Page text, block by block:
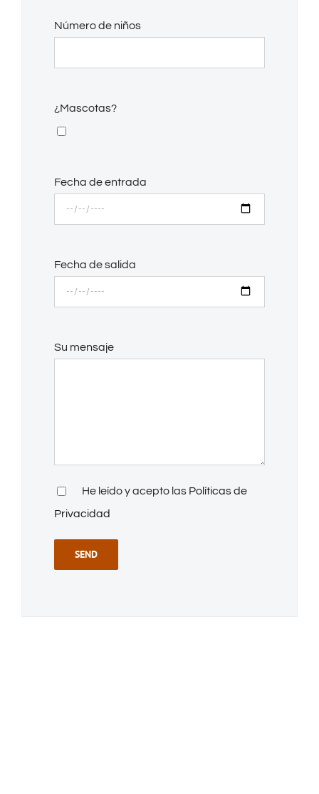
Número de niños
¿Mascotas?
Fecha de entrada
Fecha de salida
Su mensaje
He leído y acepto las Políticas de
Privacidad